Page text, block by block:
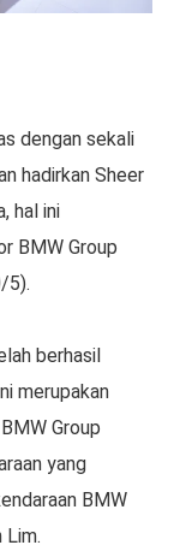
dengan sekali
hadirkan Sheer
hal ini
BMW Group
5).
berhasil
merupakan
Group
yang
BMW
Lim.